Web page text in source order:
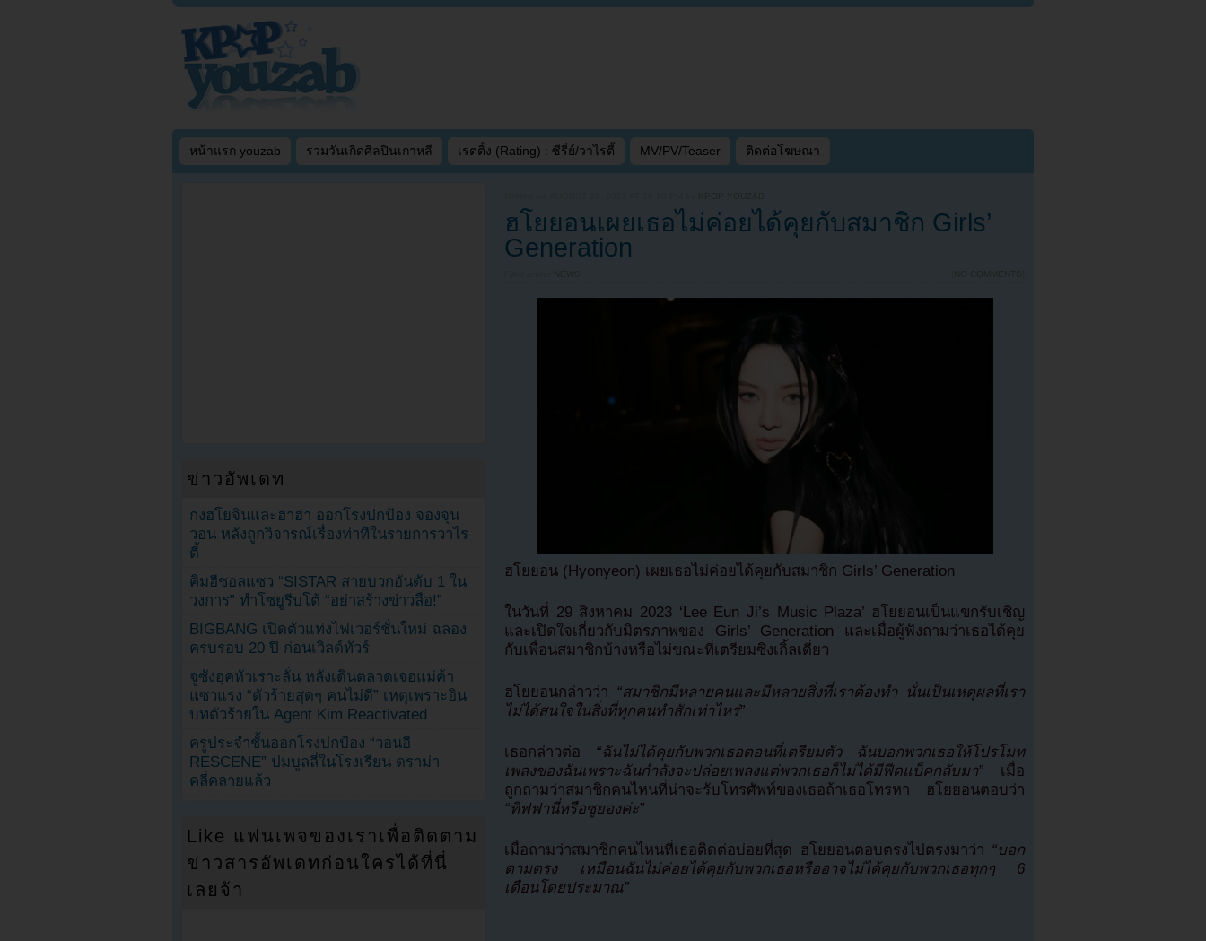
หน้าแรก youzab รวมวันเกิดศิลปินเกาหลี เรตติ้ง (Rating) : ซีรี่ย์/วาไรตี้ MV/PV/Teaser ติดต่อโฆษณา
KPOP YOUZAB
ฮโยยอนเผยเธอไม่ค่อยได้คุยกับสมาชิก Girls’
Generation
NEWS NO COMMENTS
ฮโยยอน (Hyonyeon) เผยเธอไม่ค่อยได้คุยกับสมาชิก Girls’ Generation
ในวันที่ 29 สิงหาคม 2023 ‘Lee Eun Ji’s Music Plaza’ ฮโยยอนเป็นแขกรับเชิญ
และเปิดใจเกี่ยวกับมิตรภาพของ Girls’ Generation และเมื่อผู้ฟังถามว่าเธอได้คุย
กับเพื่อนสมาชิกบ้างหรือไม่ขณะที่เตรียมซิงเกิ้ลเดี่ยว
ฮโยยอนกล่าวว่า “สมาชิกมีหลายคนและมีหลายสิ่งที่เราต้องทำ นั่นเป็นเหตุผลที่เรา
ไม่ได้สนใจในสิ่งที่ทุกคนทำสักเท่าไหร่”
เธอกล่าวต่อ “ฉันไม่ได้คุยกับพวกเธอตอนที่เตรียมตัว ฉันบอกพวกเธอให้โปรโมท
เพลงของฉันเพราะฉันกำลังจะปล่อยเพลงแต่พวกเธอก็ไม่ได้มีฟีดแบ็คกลับมา” เมื่อ
ถูกถามว่าสมาชิกคนไหนที่น่าจะรับโทรศัพท์ของเธอถ้าเธอโทรหา ฮโยยอนตอบว่า
“ทิฟฟานี่หรือซูยองค่ะ”
เมื่อถามว่าสมาชิกคนไหนที่เธอติดต่อบ่อยที่สุด ฮโยยอนตอบตรงไปตรงมาว่า “บอก
ตามตรง เหมือนฉันไม่ค่อยได้คุยกับพวกเธอหรืออาจไม่ได้คุยกับพวกเธอทุกๆ 6
เดือนโดยประมาณ”
ข่าวอัพเดท
กงฮโยจินและฮาฮ่า ออกโรงปกป้อง จองจุน
วอน หลังถูกวิจารณ์เรื่องท่าทีในรายการวาไร
ตี้
คิมฮีชอลแซว “SISTAR สายบวกอันดับ 1 ใน
วงการ” ทำโซยูรีบโต้ “อย่าสร้างข่าวลือ!”
BIGBANG เปิดตัวแท่งไฟเวอร์ชั่นใหม่ ฉลอง
ครบรอบ 20 ปี ก่อนเวิลด์ทัวร์
จูซังอุคหัวเราะลั่น หลังเดินตลาดเจอแม่ค้า
แซวแรง “ตัวร้ายสุดๆ คนไม่ดี” เหตุเพราะอิน
บทตัวร้ายใน Agent Kim Reactivated
ครูประจำชั้นออกโรงปกป้อง “วอนอี
RESCENE” ปมบูลลี่ในโรงเรียน ดราม่า
คลี่คลายแล้ว
Like แฟนเพจของเราเพื่อติดตาม
ข่าวสารอัพเดทก่อนใครได้ที่นี่
เลยจ้า